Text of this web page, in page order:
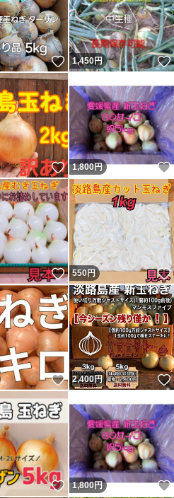
いいね！
1,450円
いいね！
1,800円
いいね！
550円
いいね！
2,400円
いいね！
1,800円